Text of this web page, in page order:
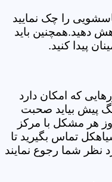
را چک نمایید
دهید.همچنین باید
پیدا کنید.
که امکان دارد
پیش بیاید صحبت
هر مشکل با مرکز
تماس بگیرید تا
شما رجوع نمایند